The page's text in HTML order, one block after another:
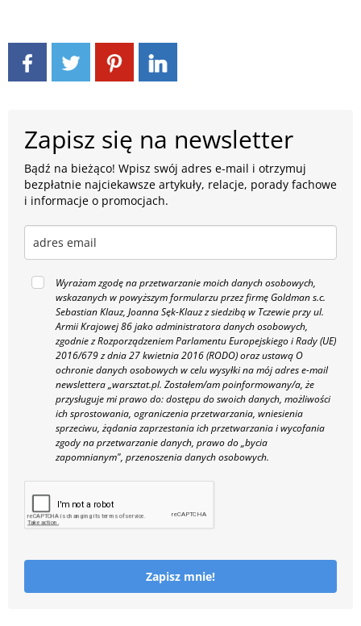
Zapisz się na newsletter
Bądź na bieżąco! Wpisz swój adres e-mail i otrzymuj
bezpłatnie najciekawsze artykuły, relacje, porady fachowe
i informacje o promocjach.
Wyrażam zgodę na przetwarzanie moich danych osobowych,
wskazanych w powyższym formularzu przez firmę Goldman s.c.
Sebastian Klauz, Joanna Sęk-Klauz z siedzibą w Tczewie przy ul.
Armii Krajowej 86 jako administratora danych osobowych,
zgodnie z Rozporządzeniem Parlamentu Europejskiego i Rady (UE)
2016/679 z dnia 27 kwietnia 2016 (RODO) oraz ustawą O
ochronie danych osobowych w celu wysyłki na mój adres e-mail
newslettera „warsztat.pl. Zostałem/am poinformowany/a, że
przysługuje mi prawo do: dostępu do swoich danych, możliwości
ich sprostowania, ograniczenia przetwarzania, wniesienia
sprzeciwu, żądania zaprzestania ich przetwarzania i wycofania
zgody na przetwarzanie danych, prawo do „bycia
zapomnianym", przenoszenia danych osobowych.
Zapisz mnie!